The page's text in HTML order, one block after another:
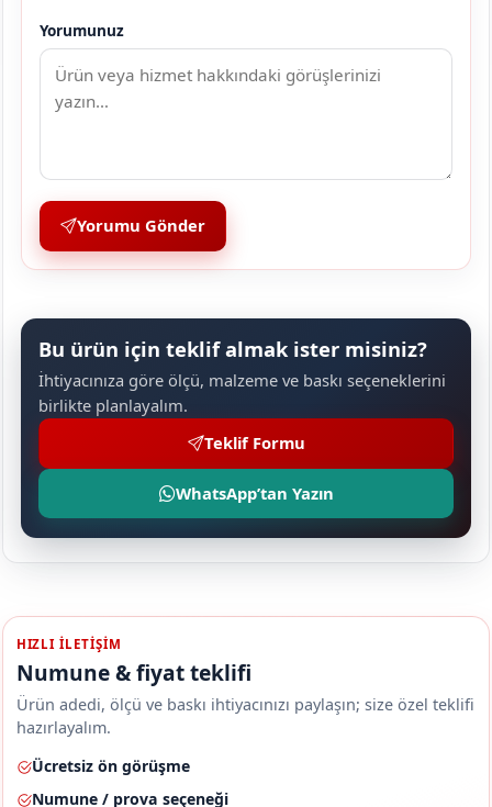
Yorumunuz
Yorumu Gönder
Bu ürün için teklif almak ister misiniz?
İhtiyacınıza göre ölçü, malzeme ve baskı seçeneklerini
birlikte planlayalım.
Teklif Formu
WhatsApp’tan Yazın
HIZLI ILETIŞIM
Numune & fiyat teklifi
Ürün adedi, ölçü ve baskı ihtiyacınızı paylaşın; size özel teklifi
hazırlayalım.
Ücretsiz ön görüşme
Numune / prova seçeneği